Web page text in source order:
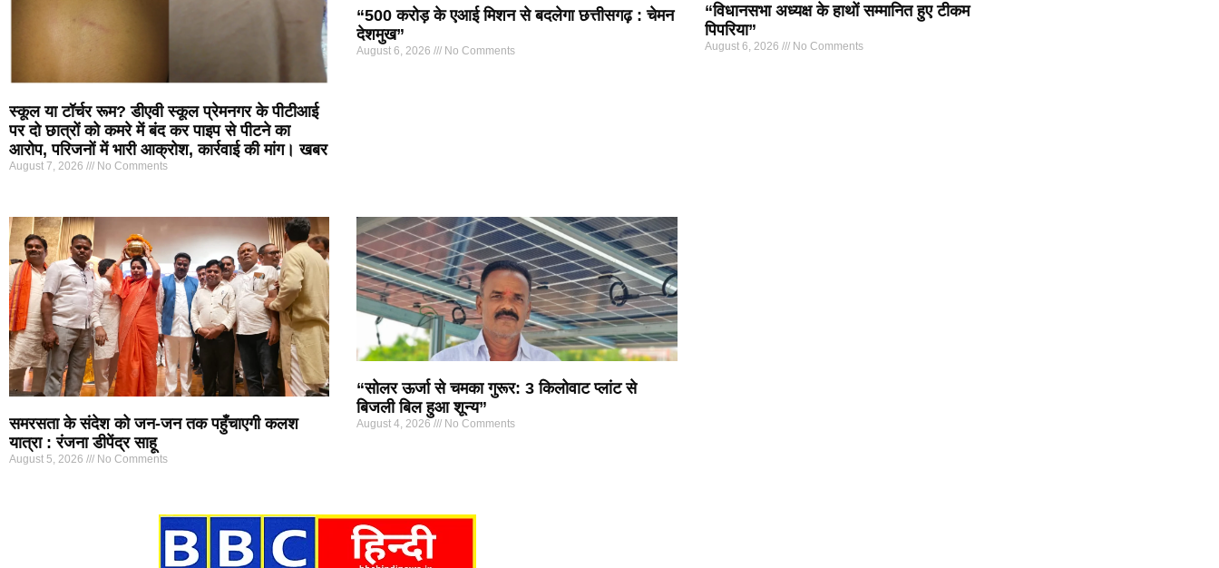
स्कूल या टॉर्चर रूम? डीएवी स्कूल प्रेमनगर के पीटीआई
पर दो छात्रों को कमरे में बंद कर पाइप से पीटने का
आरोप, परिजनों में भारी आक्रोश, कार्रवाई की मांग। खबर
August 7, 2026 No Comments
“500 करोड़ के एआई मिशन से बदलेगा छत्तीसगढ़ : चेमन
देशमुख”
August 6, 2026 No Comments
“विधानसभा अध्यक्ष के हाथों सम्मानित हुए टीकम
पिपरिया”
August 6, 2026 No Comments
समरसता के संदेश को जन-जन तक पहुँचाएगी कलश
यात्रा : रंजना डीपेंद्र साहू
August 5, 2026 No Comments
“सोलर ऊर्जा से चमका गुरूर: 3 किलोवाट प्लांट से
बिजली बिल हुआ शून्य”
August 4, 2026 No Comments